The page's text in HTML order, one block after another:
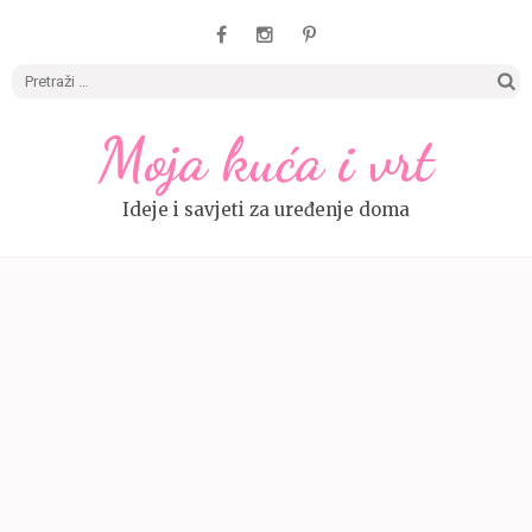
Moja kuća i vrt
Ideje i savjeti za uređenje doma